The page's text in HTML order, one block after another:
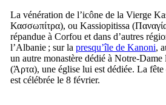
La vénération de l’icône de la Vierge
Κασσωπίτρα), ou Kassiopitissa (
répandue à Corfou et dans d’autres
l’Albanie ; sur la presqu’île de Kanoni,
un autre monastère dédié à Notre-
(Άρτα), une église lui est dédiée. La
est célébrée le 8 février.